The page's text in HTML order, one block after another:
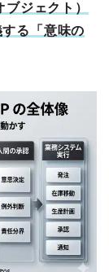
ジェクト）
る「意味の